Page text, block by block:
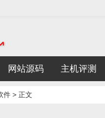
网站源码 主机评测
件 > 正文